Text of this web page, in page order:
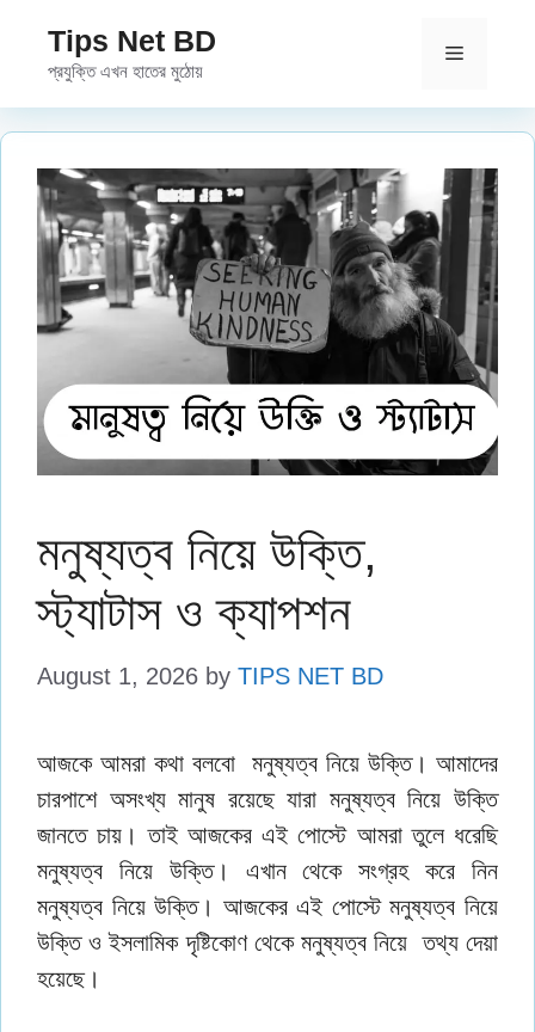
content
Tips Net BD
প্রযুক্তি এখন হাতের মুঠোয়
Menu
মনুষ্যত্ব নিয়ে উক্তি,
স্ট্যাটাস ও ক্যাপশন
August 1, 2026 by TIPS NET BD
আজকে আমরা কথা বলবো মনুষ্যত্ব নিয়ে উক্তি। আমাদের
চারপাশে অসংখ্য মানুষ রয়েছে যারা মনুষ্যত্ব নিয়ে উক্তি
জানতে চায়। তাই আজকের এই পোস্টে আমরা তুলে ধরেছি
মনুষ্যত্ব নিয়ে উক্তি। এখান থেকে সংগ্রহ করে নিন
মনুষ্যত্ব নিয়ে উক্তি। আজকের এই পোস্টে মনুষ্যত্ব নিয়ে
উক্তি ও ইসলামিক দৃষ্টিকোণ থেকে মনুষ্যত্ব নিয়ে তথ্য দেয়া
হয়েছে।